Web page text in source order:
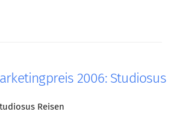
2006: Studiosus
Reisen